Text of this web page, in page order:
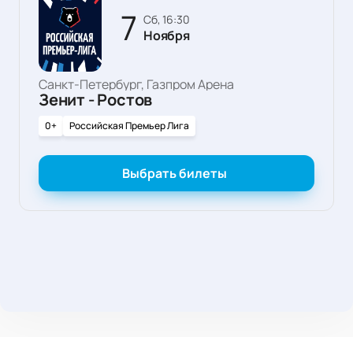
7 сб, 16:30
Ноября
Санкт-Петербург, Газпром Арена
Зенит - Ростов
0+ Российская Премьер Лига
Выбрать билеты